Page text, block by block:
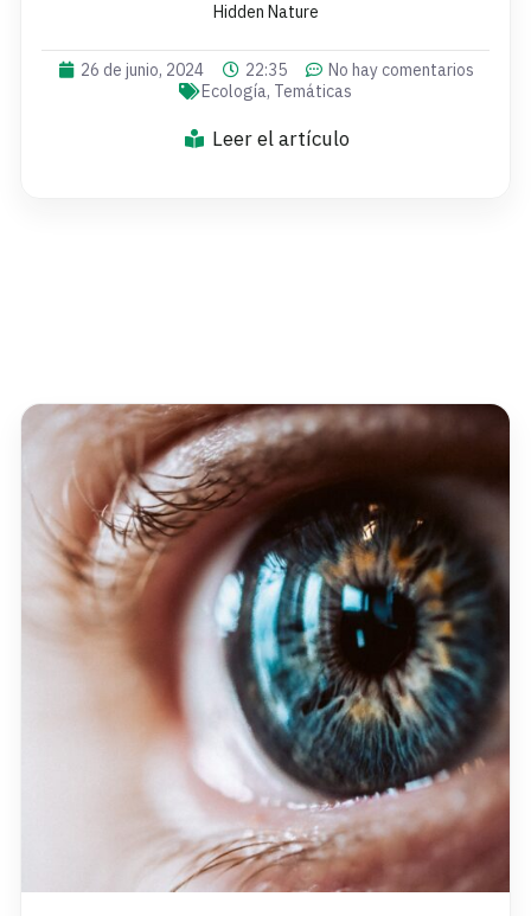
Hidden Nature
26 de junio, 2024 22:35
No hay comentarios
Ecología, Temáticas
Leer el artículo